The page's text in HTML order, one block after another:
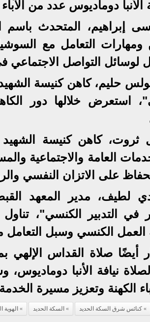
دوماديوس عدد من
المتحدث باسم
التعامل مع
لوسائل التواصل الاجتماعي
حليم، كاهن كنيسة
استعرض خلالها دور
كاهن كنيسة الشهيد
العامة والاجتماعية
على الاتزان النفسي
لطيف، مدير المعهد
التدبير الكنسي"، تناول
العمل الكنسي وسبل التعامل
أيضًا صلاة القداس الإلهي
نيافة الأنبا
الكهنة وتعزيز مسيرة
كنائس شرق السكة الحديد السكة الحديد الهوية